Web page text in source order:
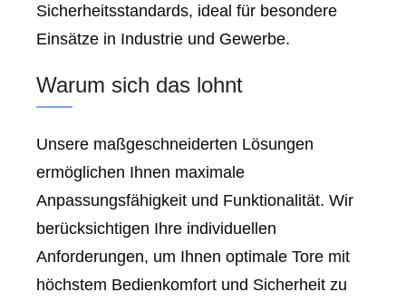
Sicherheitsstandards, ideal für besondere
Einsätze in Industrie und Gewerbe.
Warum sich das lohnt
Unsere maßgeschneiderten Lösungen
ermöglichen Ihnen maximale
Anpassungsfähigkeit und Funktionalität. Wir
berücksichtigen Ihre individuellen
Anforderungen, um Ihnen optimale Tore mit
höchstem Bedienkomfort und Sicherheit zu